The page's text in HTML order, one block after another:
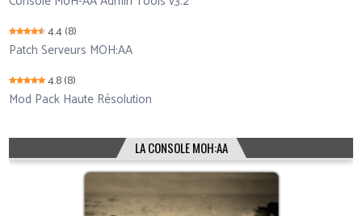
4.4(8)
Patch Serveurs MOH:AA
4.8(8)
Mod Pack Haute Résolution
LA CONSOLE MOH:AA